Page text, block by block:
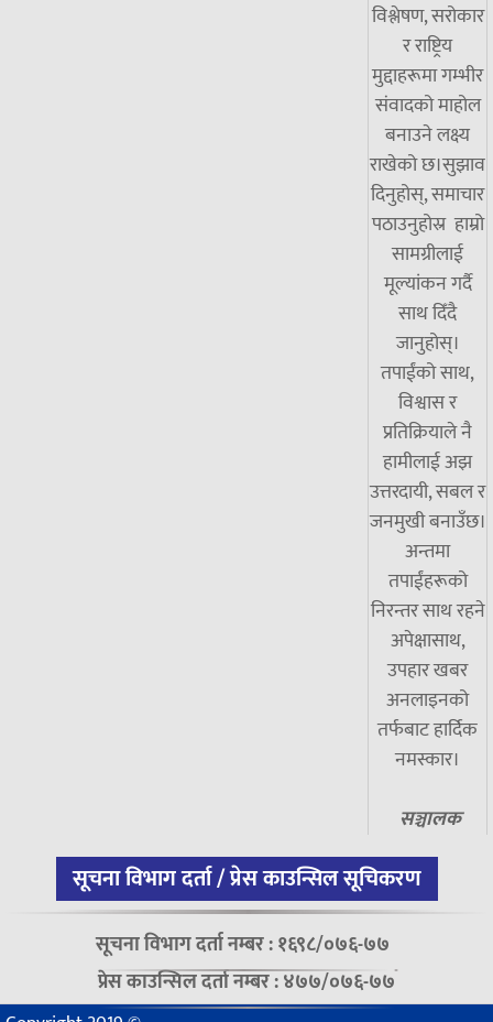
विश्लेषण, सरोकार
र राष्ट्रिय
मुद्दाहरूमा गम्भीर
संवादको माहोल
बनाउने लक्ष्य
राखेको छ।सुझाव
दिनुहोस्, समाचार
पठाउनुहोस्र हाम्रो
सामग्रीलाई
मूल्यांकन गर्दै
साथ दिँदै
जानुहोस्।
तपाईंको साथ,
विश्वास र
प्रतिक्रियाले नै
हामीलाई अझ
उत्तरदायी, सबल र
जनमुखी बनाउँछ।
अन्तमा
तपाईंहरूको
निरन्तर साथ रहने
अपेक्षासाथ,
उपहार खबर
अनलाइनको
तर्फबाट हार्दिक
नमस्कार।
सञ्चालक
सूचना विभाग दर्ता / प्रेस काउन्सिल सूचिकरण
सूचना विभाग दर्ता नम्बर : १६९८/०७६-७७
प्रेस काउन्सिल दर्ता नम्बर : ४७७/०७६-७७